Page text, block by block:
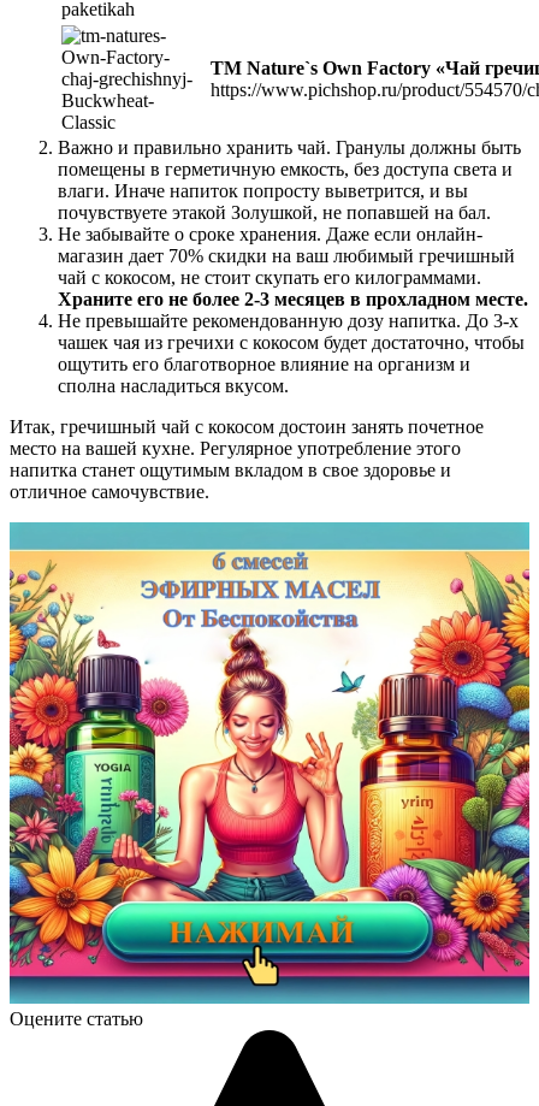
ТМ Nature`s Own Factory «Чай
https://www.pichshop.ru/product/554570/
Важно и правильно хранить чай. Гранулы должны быть
помещены в герметичную емкость, без доступа света и
влаги. Иначе напиток попросту выветрится, и вы
почувствуете этакой Золушкой, не попавшей на бал.
Не забывайте о сроке хранения. Даже если онлайн-
магазин дает 70% скидки на ваш любимый гречишный
чай с кокосом, не стоит скупать его килограммами.
Храните его не более 2-3 месяцев в прохладном месте.
Не превышайте рекомендованную дозу напитка. До 3-х
чашек чая из гречихи с кокосом будет достаточно, чтобы
ощутить его благотворное влияние на организм и
сполна насладиться вкусом.
Итак, гречишный чай с кокосом достоин занять почетное
место на вашей кухне. Регулярное употребление этого
напитка станет ощутимым вкладом в свое здоровье и
отличное самочувствие.
Оцените статью